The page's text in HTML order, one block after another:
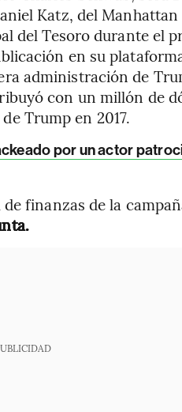
Katz, del
del Tesoro durante el
en su
administración de
con un millón de
Trump en 2017.
por un actor
finanzas de la